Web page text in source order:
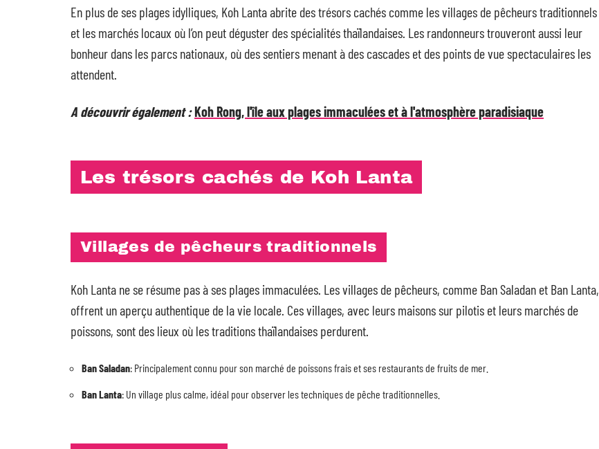
En plus de ses plages idylliques, Koh Lanta abrite des trésors cachés comme les villages de pêcheurs traditionnels
et les marchés locaux où l’on peut déguster des spécialités thaïlandaises. Les randonneurs trouveront aussi leur
bonheur dans les parcs nationaux, où des sentiers menant à des cascades et des points de vue spectaculaires les
attendent.
A découvrir également :Koh Rong, l'île aux plages immaculées et à l'atmosphère paradisiaque
Les trésors cachés de Koh Lanta
Villages de pêcheurs traditionnels
Koh Lanta ne se résume pas à ses plages immaculées. Les villages de pêcheurs, comme Ban Saladan et Ban Lanta,
offrent un aperçu authentique de la vie locale. Ces villages, avec leurs maisons sur pilotis et leurs marchés de
poissons, sont des lieux où les traditions thaïlandaises perdurent.
Ban Saladan: Principalement connu pour son marché de poissons frais et ses restaurants de fruits de mer.
Ban Lanta: Un village plus calme, idéal pour observer les techniques de pêche traditionnelles.